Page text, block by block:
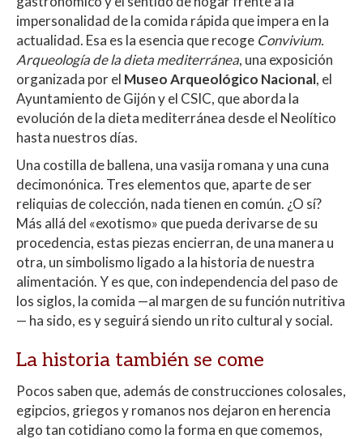
s
A
p
p
b
o
o
k
er p
ar
ti
r
impersonalidad de la comida rápida que impera en la
actualidad. Esa es la esencia que recoge Convivium.
Arqueología de la dieta mediterránea, una exposición
organizada por el Museo Arqueológico Nacional, el
Ayuntamiento de Gijón y el CSIC, que aborda la
evolución de la dieta mediterránea desde el Neolítico
hasta nuestros días.
Una costilla de ballena, una vasija romana y una cuna
decimonónica. Tres elementos que, aparte de ser
reliquias de colección, nada tienen en común. ¿O sí?
Más allá del «exotismo» que pueda derivarse de su
procedencia, estas piezas encierran, de una manera u
otra, un simbolismo ligado a la historia de nuestra
alimentación. Y es que, con independencia del paso de
los siglos, la comida —al margen de su función nutritiva
— ha sido, es y seguirá siendo un rito cultural y social.
La historia también se come
Pocos saben que, además de construcciones colosales,
egipcios, griegos y romanos nos dejaron en herencia
algo tan cotidiano como la forma en que comemos,